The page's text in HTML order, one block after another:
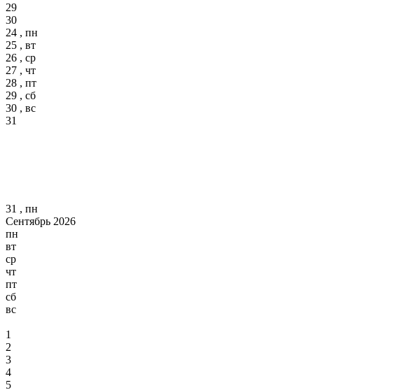
29
30
24 , пн
25 , вт
26 , ср
27 , чт
28 , пт
29 , сб
30 , вс
31
31 , пн
Сентябрь 2026
пн
вт
ср
чт
пт
сб
вс
1
2
3
4
5